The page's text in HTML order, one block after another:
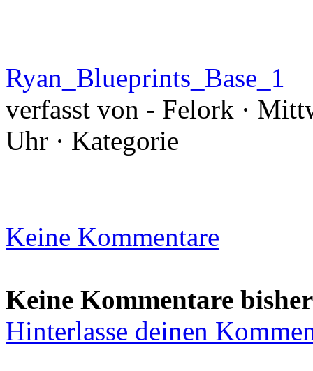
Ryan_Blueprints_Base_1
verfasst von - Felork ·
Uhr · Kategorie
Keine Kommentare
Keine Kommentare bisher
Hinterlasse deinen